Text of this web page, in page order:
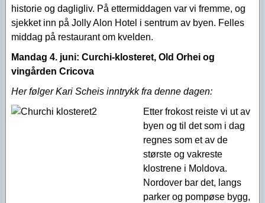
historie og dagligliv. På ettermiddagen var vi fremme, og
sjekket inn på Jolly Alon Hotel i sentrum av byen. Felles
middag på restaurant om kvelden.
Mandag 4. juni: Curchi-klosteret, Old Orhei og
vingården Cricova
Her følger Kari Scheis inntrykk fra denne dagen:
Etter frokost reiste vi ut av
byen og til det som i dag
regnes som et av de
største og vakreste
klostrene i Moldova.
Nordover bar det, langs
parker og pompøse bygg,